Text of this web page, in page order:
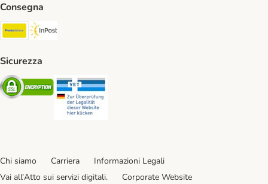
Consegna
Poste Italiane. Shipping Method
Sicurezza
Security
Chi siamo Carriera
Informazioni Legali
Vai all'Atto sui servizi digitali.
Corporate Website